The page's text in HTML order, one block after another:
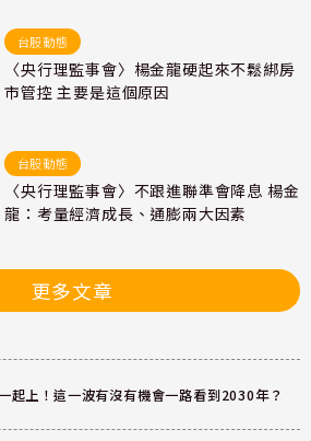
台股動態
〈央行理監事會〉楊金龍硬起來不鬆綁房
市管控 主要是這個原因
台股動態
〈央行理監事會〉不跟進聯準會降息 楊金
龍：考量經濟成長、通膨兩大因素
更多文章
起上！這一波有沒有機會一路看到2030年？